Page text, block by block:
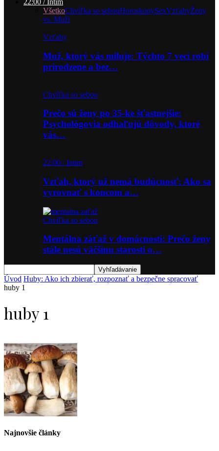
22:00 / Intim
VšetkoChvíľka so sebouHoroskopySexVzťahyŽeny
vs. Muži
Vzťahy
Muž, ktorý vás miluje: Týchto 7 vecí robí
prirodzene a bez…
Chvíľka so sebou
Prečo sú ženy po 35-ke šťastnejšie:
Psychológovia odhaľujú dôvody, ktoré
vás…
22:00 / Intim
Vzťah, ktorý už nemá budúcnosť: Ako sa
vyrovnať s koncom a…
Chvíľka so sebou
Mentálna záťaž v domácnosti: Prečo ženy
stále nesú väčšinu starostí o…
Úvod Huby: Ako ich zbierať, rozpoznať a bezpečne spracovať
huby 1
huby 1
Najnovšie články